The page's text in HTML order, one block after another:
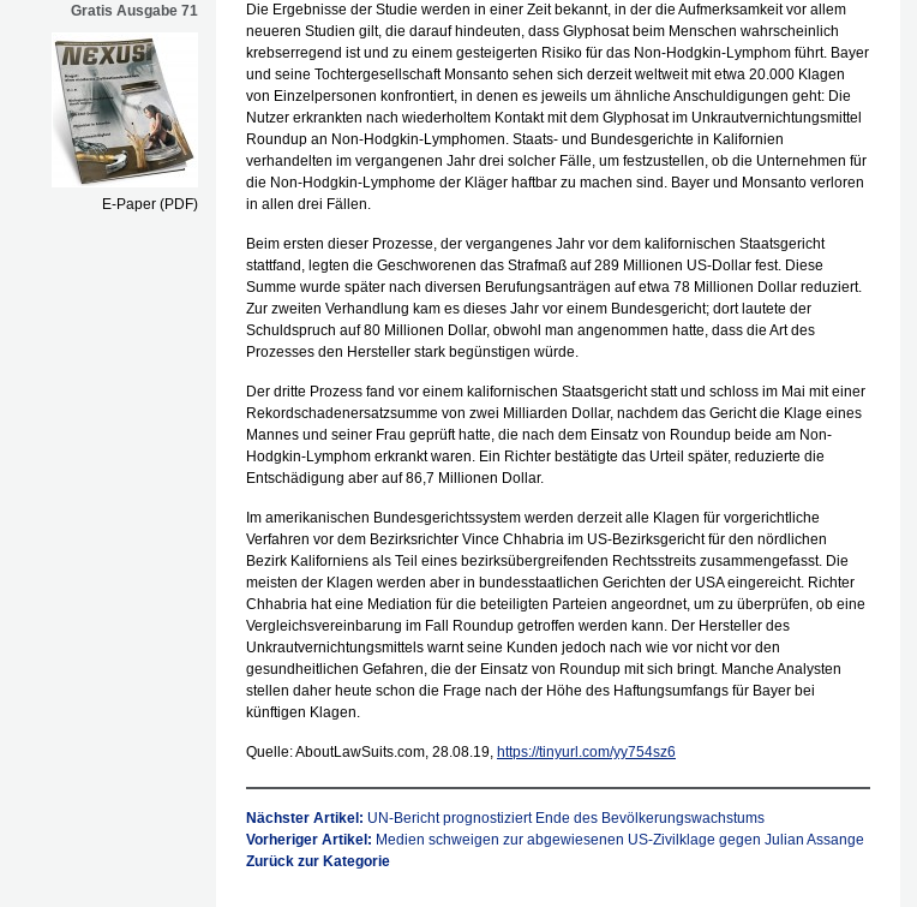
Gratis Ausgabe 71
E-Paper (PDF)
Die Ergebnisse der Studie werden in einer Zeit bekannt, in der die Aufmerksamkeit vor allem
neueren Studien gilt, die darauf hindeuten, dass Glyphosat beim Menschen wahrscheinlich
krebserregend ist und zu einem gesteigerten Risiko für das Non-Hodgkin-Lymphom führt. Bayer
und seine Tochtergesellschaft Monsanto sehen sich derzeit weltweit mit etwa 20.000 Klagen
von Einzelpersonen konfrontiert, in denen es jeweils um ähnliche Anschuldigungen geht: Die
Nutzer erkrankten nach wiederholtem Kontakt mit dem Glyphosat im Unkrautvernichtungsmittel
Round­up an Non-Hodgkin-Lymphomen. Staats- und Bundesgerichte in Kalifornien
verhandelten im vergangenen Jahr drei solcher Fälle, um festzustellen, ob die Unternehmen für
die Non-Hodgkin-Lymphome der Kläger haftbar zu machen sind. Bayer und Monsanto verloren
in allen drei Fällen.
Beim ersten dieser Prozesse, der vergangenes Jahr vor dem kalifornischen Staatsgericht
stattfand, legten die Geschworenen das Strafmaß auf 289 Millionen US-Dollar fest. Diese
Summe wurde später nach diversen Berufungsanträgen auf etwa 78 Millionen Dollar reduziert.
Zur zweiten Verhandlung kam es dieses Jahr vor einem Bundesgericht; dort lautete der
Schuldspruch auf 80 Millionen Dollar, obwohl man angenommen hatte, dass die Art des
Prozesses den Hersteller stark begünstigen würde.
Der dritte Prozess fand vor einem kalifornischen Staatsgericht statt und schloss im Mai mit einer
Rekordschadenersatzsumme von zwei Milliarden Dollar, nachdem das Gericht die Klage eines
Mannes und seiner Frau geprüft hatte, die nach dem Einsatz von Roundup beide am Non-
Hodgkin-Lymphom erkrankt waren. Ein Richter bestätigte das Urteil später, reduzierte die
Entschädigung aber auf 86,7 Millionen Dollar.
Im amerikanischen Bundesgerichtssystem werden derzeit alle Klagen für vorgerichtliche
Verfahren vor dem Bezirksrichter Vince Chhabria im US-Bezirksgericht für den nördlichen
Bezirk Kaliforniens als Teil eines bezirksübergreifenden Rechtsstreits zusammengefasst. Die
meisten der Klagen werden aber in bundesstaatlichen Gerichten der USA eingereicht. Richter
Chhabria hat eine Mediation für die beteiligten Parteien angeordnet, um zu überprüfen, ob eine
Vergleichsvereinbarung im Fall Roundup getroffen werden kann. Der Hersteller des
Unkrautvernichtungsmittels warnt seine Kunden jedoch nach wie vor nicht vor den
gesundheitlichen Gefahren, die der Einsatz von Roundup mit sich bringt. Manche Analysten
stellen daher heute schon die Frage nach der Höhe des Haftungsumfangs für Bayer bei
künftigen Klagen.
Quelle: AboutLawSuits.com, 28.08.19, https://tinyurl.com/yy754sz6
Nächster Artikel: UN-Bericht prognostiziert Ende des Bevölkerungswachstums
Vorheriger Artikel: Medien schweigen zur abgewiesenen US-Zivilklage gegen Julian Assange
Zurück zur Kategorie